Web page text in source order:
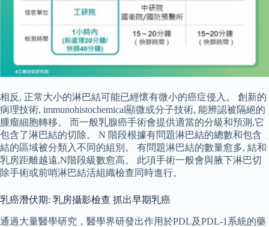
相反, 正常大小的淋巴結可能已經懷有微小的癌症侵入。 創新的
病理技術, immunohistochemical顯微或分子技術, 能辨認被隔絕的
腫瘤細胞轉移。 而一般乳腺癌手術會提供適當的分級和預測,它
包含了淋巴結的切除。 N 階段根據有問題淋巴結的總數和包含
結的區域被分類入不同的組別。 有問題淋巴結的數量愈多, 結和
乳房距離越遠,N階段級數愈高。 此項手術一般會與腋下淋巴切
除手術或前哨淋巴結活組織檢查同時進行。
乳癌潛伏期: 乳房攝影檢查 抓出早期乳癌
通過大量醫學研究，醫學界研發出作用於PDL及PDL-1系統的藥